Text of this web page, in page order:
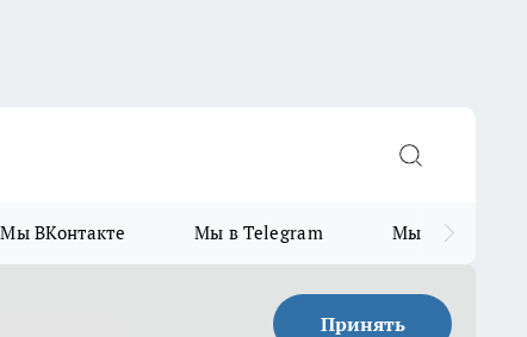
Мы ВКонтакте Мы в Telegram Мы в MAX
Принять